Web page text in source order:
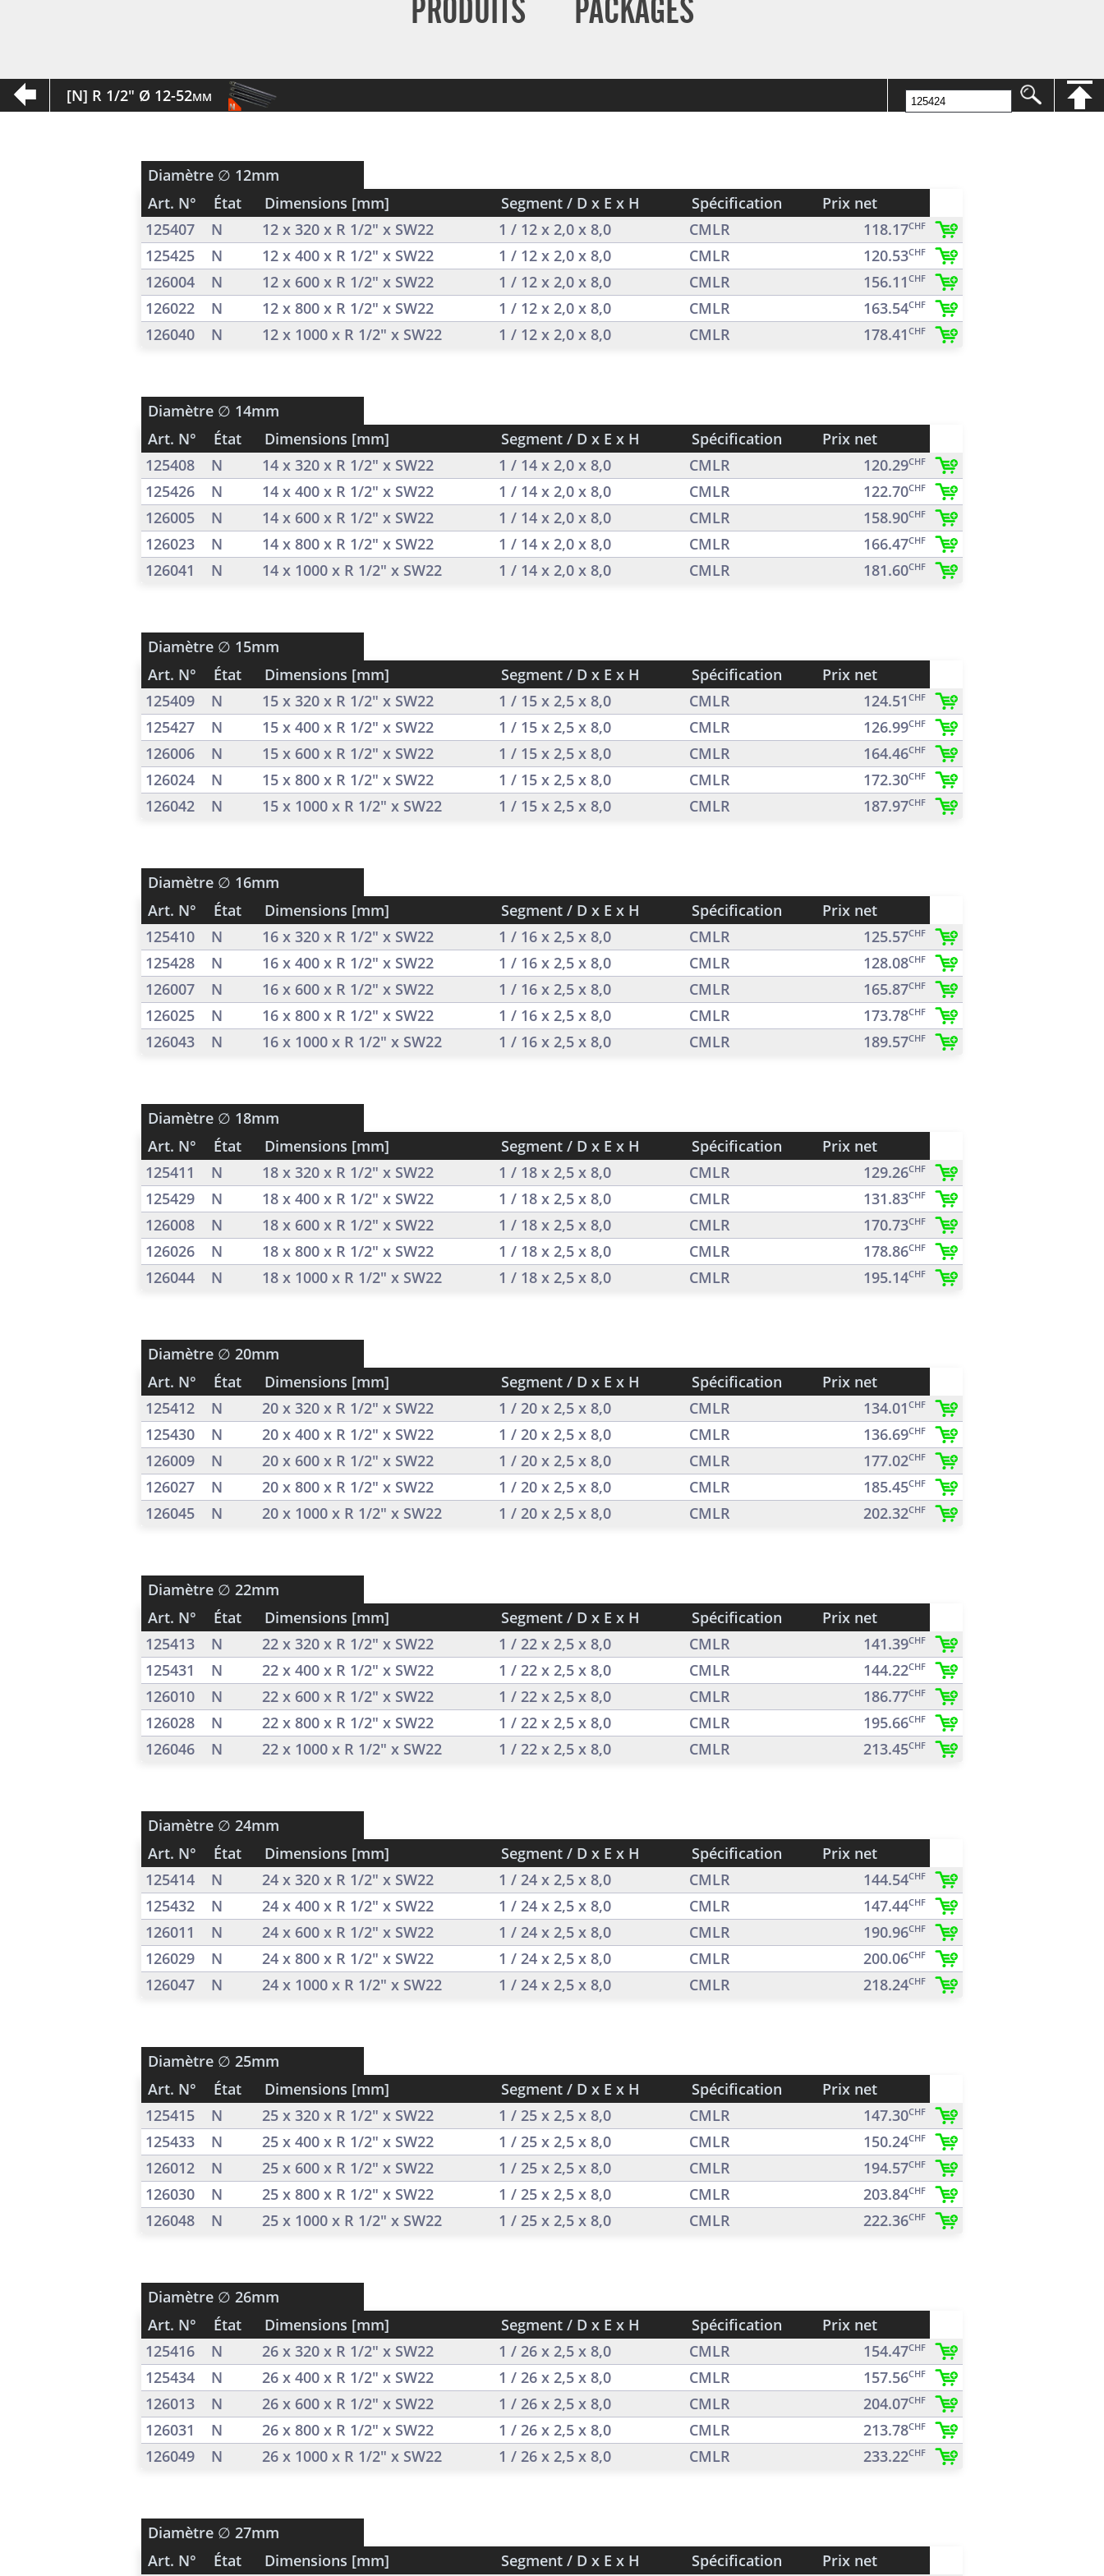
PRODUITS PACKAGES
[N] R 1/2" Ø 12-52mm
Diamètre ∅ 12mm
Art. N°
État Dimensions [mm] Segment / D x E x H Spécification
Prix net
125407
N 12 x 320 x R 1/2" x SW22 1 / 12 x 2,0 x 8,0 CMLR 118.17CHF
125425 N 12 x 400 x R 1/2" x SW22 1 / 12 x 2,0 x 8,0 CMLR 120.53CHF
126004 N 12 x 600 x R 1/2" x SW22 1 / 12 x 2,0 x 8,0 CMLR 156.11 CHF
126022 N 12 x 800 x R 1/2" x SW22 1 / 12 x 2,0 x 8,0 CMLR 163.54CHF
126040 N 12 x 1000 x R 1/2" x SW22 1 / 12 x 2,0 x 8,0 CMLR 178.41 CHF
Diamètre ∅ 14mm
Art. N°
État Dimensions [mm] Segment / D x E x H Spécification
Prix net
125408
N 14 x 320 x R 1/2" x SW22 1 / 14 x 2,0 x 8,0 CMLR 120.29CHF
125426 N 14 x 400 x R 1/2" x SW22 1 / 14 x 2,0 x 8,0 CMLR 122.70CHF
126005 N 14 x 600 x R 1/2" x SW22 1 / 14 x 2,0 x 8,0 CMLR 158.90CHF
126023 N 14 x 800 x R 1/2" x SW22 1 / 14 x 2,0 x 8,0 CMLR 166.47CHF
126041 N 14 x 1000 x R 1/2" x SW22 1 / 14 x 2,0 x 8,0 CMLR 181.60CHF
Diamètre ∅ 15mm
Art. N°
État Dimensions [mm] Segment / D x E x H Spécification
Prix net
125409
N 15 x 320 x R 1/2" x SW22 1 / 15 x 2,5 x 8,0 CMLR 124.51 CHF
125427 N 15 x 400 x R 1/2" x SW22 1 / 15 x 2,5 x 8,0 CMLR 126.99CHF
126006 N 15 x 600 x R 1/2" x SW22 1 / 15 x 2,5 x 8,0 CMLR 164.46CHF
126024 N 15 x 800 x R 1/2" x SW22 1 / 15 x 2,5 x 8,0 CMLR 172.30CHF
126042 N 15 x 1000 x R 1/2" x SW22 1 / 15 x 2,5 x 8,0 CMLR 187.97CHF
Diamètre ∅ 16mm
Art. N°
État Dimensions [mm] Segment / D x E x H Spécification
Prix net
125410
N 16 x 320 x R 1/2" x SW22 1 / 16 x 2,5 x 8,0 CMLR 125.57CHF
125428 N 16 x 400 x R 1/2" x SW22 1 / 16 x 2,5 x 8,0 CMLR 128.08CHF
126007 N 16 x 600 x R 1/2" x SW22 1 / 16 x 2,5 x 8,0 CMLR 165.87CHF
126025 N 16 x 800 x R 1/2" x SW22 1 / 16 x 2,5 x 8,0 CMLR 173.78CHF
126043 N 16 x 1000 x R 1/2" x SW22 1 / 16 x 2,5 x 8,0 CMLR 189.57CHF
Diamètre ∅ 18mm
Art. N°
État Dimensions [mm] Segment / D x E x H Spécification
Prix net
125411
N 18 x 320 x R 1/2" x SW22 1 / 18 x 2,5 x 8,0 CMLR 129.26CHF
125429 N 18 x 400 x R 1/2" x SW22 1 / 18 x 2,5 x 8,0 CMLR 131.83CHF
126008 N 18 x 600 x R 1/2" x SW22 1 / 18 x 2,5 x 8,0 CMLR 170.73CHF
126026 N 18 x 800 x R 1/2" x SW22 1 / 18 x 2,5 x 8,0 CMLR 178.86CHF
126044 N 18 x 1000 x R 1/2" x SW22 1 / 18 x 2,5 x 8,0 CMLR 195.14CHF
Diamètre ∅ 20mm
Art. N°
État Dimensions [mm] Segment / D x E x H Spécification
Prix net
125412
N 20 x 320 x R 1/2" x SW22 1 / 20 x 2,5 x 8,0 CMLR 134.01 CHF
125430 N 20 x 400 x R 1/2" x SW22 1 / 20 x 2,5 x 8,0 CMLR 136.69CHF
126009 N 20 x 600 x R 1/2" x SW22 1 / 20 x 2,5 x 8,0 CMLR 177.02CHF
126027 N 20 x 800 x R 1/2" x SW22 1 / 20 x 2,5 x 8,0 CMLR 185.45CHF
126045 N 20 x 1000 x R 1/2" x SW22 1 / 20 x 2,5 x 8,0 CMLR 202.32CHF
Diamètre ∅ 22mm
Art. N°
État Dimensions [mm] Segment / D x E x H Spécification
Prix net
125413
N 22 x 320 x R 1/2" x SW22 1 / 22 x 2,5 x 8,0 CMLR 141.39CHF
125431 N 22 x 400 x R 1/2" x SW22 1 / 22 x 2,5 x 8,0 CMLR 144.22CHF
126010 N 22 x 600 x R 1/2" x SW22 1 / 22 x 2,5 x 8,0 CMLR 186.77CHF
126028 N 22 x 800 x R 1/2" x SW22 1 / 22 x 2,5 x 8,0 CMLR 195.66CHF
126046 N 22 x 1000 x R 1/2" x SW22 1 / 22 x 2,5 x 8,0 CMLR 213.45CHF
Diamètre ∅ 24mm
Art. N°
État Dimensions [mm] Segment / D x E x H Spécification
Prix net
125414
N 24 x 320 x R 1/2" x SW22 1 / 24 x 2,5 x 8,0 CMLR 144.54CHF
125432 N 24 x 400 x R 1/2" x SW22 1 / 24 x 2,5 x 8,0 CMLR 147.44CHF
126011 N 24 x 600 x R 1/2" x SW22 1 / 24 x 2,5 x 8,0 CMLR 190.96CHF
126029 N 24 x 800 x R 1/2" x SW22 1 / 24 x 2,5 x 8,0 CMLR 200.06CHF
126047 N 24 x 1000 x R 1/2" x SW22 1 / 24 x 2,5 x 8,0 CMLR 218.24CHF
Diamètre ∅ 25mm
Art. N°
État Dimensions [mm] Segment / D x E x H Spécification
Prix net
125415
N 25 x 320 x R 1/2" x SW22 1 / 25 x 2,5 x 8,0 CMLR 147.30CHF
125433 N 25 x 400 x R 1/2" x SW22 1 / 25 x 2,5 x 8,0 CMLR 150.24CHF
126012 N 25 x 600 x R 1/2" x SW22 1 / 25 x 2,5 x 8,0 CMLR 194.57CHF
126030 N 25 x 800 x R 1/2" x SW22 1 / 25 x 2,5 x 8,0 CMLR 203.84CHF
126048 N 25 x 1000 x R 1/2" x SW22 1 / 25 x 2,5 x 8,0 CMLR 222.36CHF
Diamètre ∅ 26mm
Art. N°
État Dimensions [mm] Segment / D x E x H Spécification
Prix net
125416
N 26 x 320 x R 1/2" x SW22 1 / 26 x 2,5 x 8,0 CMLR 154.47CHF
125434 N 26 x 400 x R 1/2" x SW22 1 / 26 x 2,5 x 8,0 CMLR 157.56CHF
126013 N 26 x 600 x R 1/2" x SW22 1 / 26 x 2,5 x 8,0 CMLR 204.07CHF
126031 N 26 x 800 x R 1/2" x SW22 1 / 26 x 2,5 x 8,0 CMLR 213.78CHF
126049 N 26 x 1000 x R 1/2" x SW22 1 / 26 x 2,5 x 8,0 CMLR 233.22CHF
Diamètre ∅ 27mm
Art. N°
État Dimensions [mm] Segment / D x E x H Spécification Prix net